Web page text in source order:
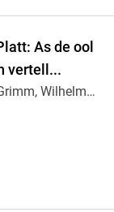
As de ool
vertell...
Wilhelm